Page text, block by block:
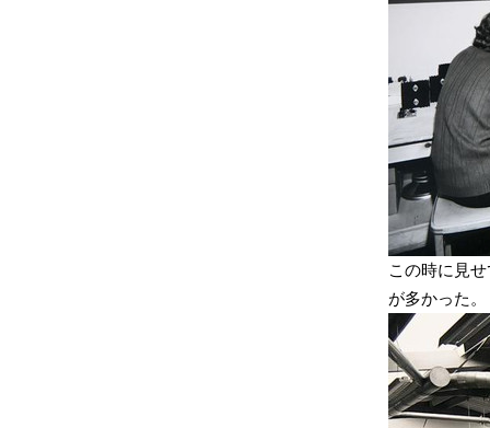
この時に見
が多かった。